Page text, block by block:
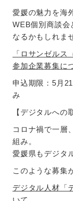
愛媛の魅力を海
WEB個別商談会
なるかもしれま
「ロサンゼル
参加企業募集に
申込期限：5月
み
【デジタルへの
コロナ禍で一層
組み。
愛媛県もデジタ
このような募集
デジタル人材「